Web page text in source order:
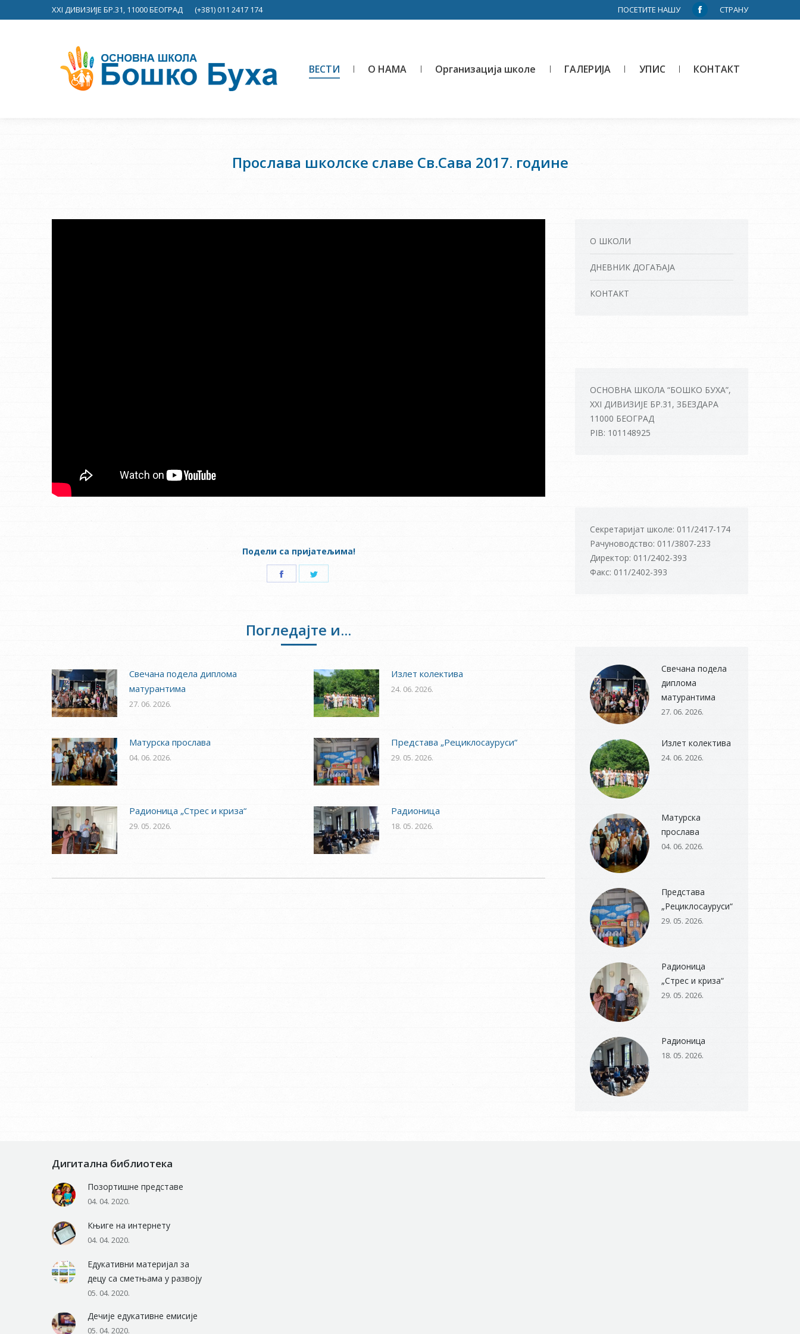
XXI ДИВИЗИЈЕ БР.31, 11000 БЕОГРАД (+381) 011 2417 174 ПОСЕТИТЕ НАШУ
Facebook
in
СТРАНУ
ВЕСТИ О НАМА Организација школе ГАЛЕРИЈА УПИС КОНТАКТ
Прослава школске славе Св.Сава 2017. године
Подели са пријатељима!
Share Share
Погледајте и...
Свечана подела диплома
матурантима
27. 06. 2026.
Излет колектива
24. 06. 2026.
Матурска прослава
04. 06. 2026.
Представа „Рециклосауруси“
29. 05. 2026.
Радионица „Стрес и криза“
29. 05. 2026.
Радионица
18. 05. 2026.
О ШКОЛИ
ДНЕВНИК ДОГАЂАЈА
КОНТАКТ
ОСНОВНА ШКОЛА “БОШКО БУХА”,
XXI ДИВИЗИЈЕ БР.31, ЗБЕЗДАРА
11000 БЕОГРАД
PIB: 101148925
Секретаријат школе: 011/2417-174
Рачуноводство: 011/3807-233
Директор: 011/2402-393
Факс: 011/2402-393
Свечана подела
диплома
матурантима
27. 06. 2026.
Излет колектива
24. 06. 2026.
Матурска
прослава
04. 06. 2026.
Представа
„Рециклосауруси“
29. 05. 2026.
Радионица
„Стрес и криза“
29. 05. 2026.
Радионица
18. 05. 2026.
Дигитална библиотека
Позортишне представе
04. 04. 2020.
Књиге на интернету
04. 04. 2020.
Едукативни материјал за
децу са сметњама у развоју
05. 04. 2020.
Дечије едукативне емисије
05. 04. 2020.